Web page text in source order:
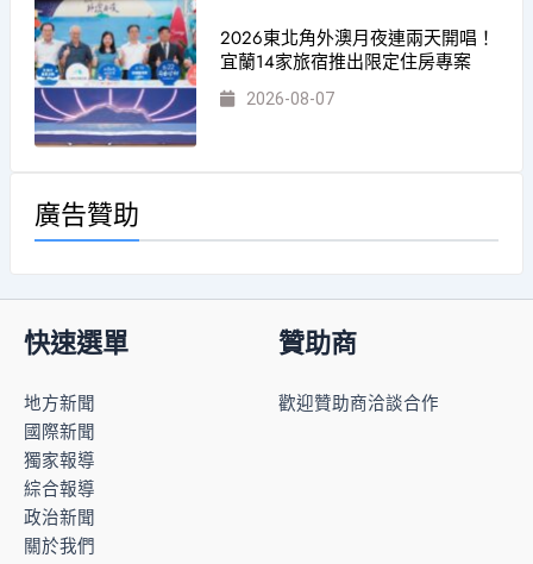
2026東北角外澳月夜連兩天開唱！
宜蘭14家旅宿推出限定住房專案
2026-08-07
廣告贊助
快速選單
地方新聞
國際新聞
獨家報導
綜合報導
政治新聞
關於我們
贊助商
歡迎贊助商洽談合作